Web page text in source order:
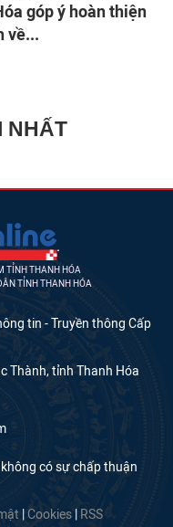
góp ý hoàn thiện
về...
NHẤT
TỈNH THANH HÓA
TỈNH THANH HÓA
tin - Truyền thông Cấp
Thành, tỉnh Thanh Hóa
có sự chấp thuận
Cookies RSS